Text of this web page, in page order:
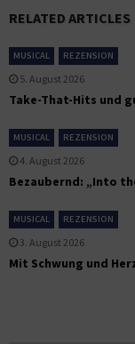
RELATED ARTICLES
MUSICAL REZENSION
5. August 2026
Take-That-Hits und
MUSICAL REZENSION
4. August 2026
Bezaubernd: „Into
MUSICAL REZENSION
3. August 2026
Mit Schwung und